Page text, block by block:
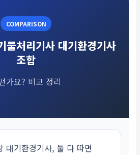
COMPARISON
물처리기사 대기환경기사
조합
가요? 비교 정리
대기환경기사, 둘 다 따면